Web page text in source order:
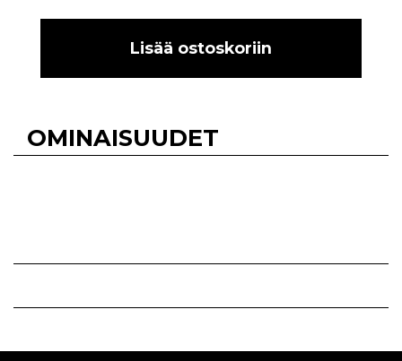
Lisää ostoskoriin
OMINAISUUDET